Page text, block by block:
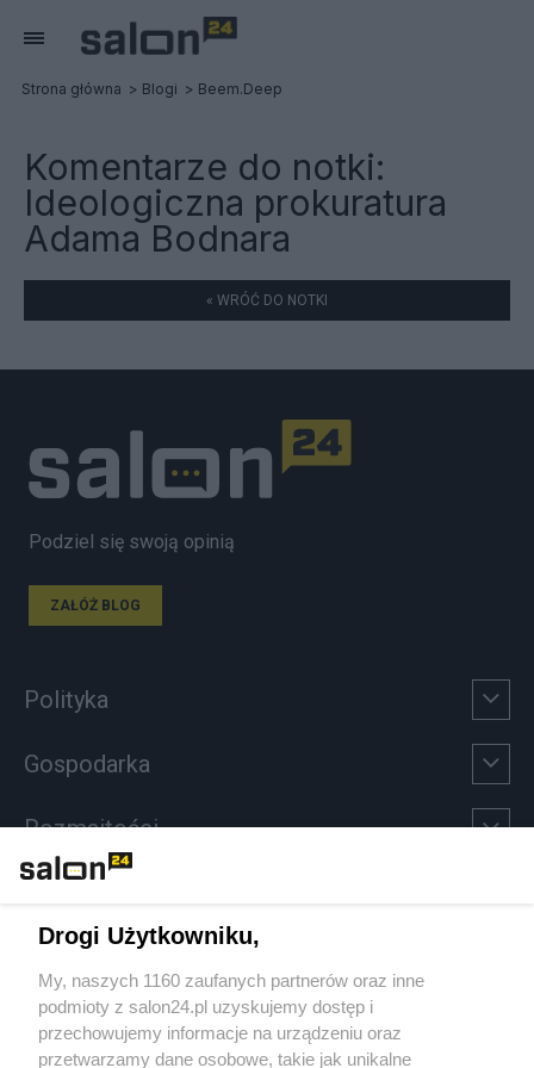
Strona główna Blogi Beem.Deep
Komentarze do notki:
Ideologiczna prokuratura
Adama Bodnara
« WRÓĆ DO NOTKI
Podziel się swoją opinią
ZAŁÓŻ BLOG
Polityka
Gospodarka
Rozmaitości
Sport
Społeczeństwo
Drogi Użytkowniku,
My, naszych 1160 zaufanych partnerów oraz inne
podmioty z salon24.pl uzyskujemy dostęp i
przechowujemy informacje na urządzeniu oraz
przetwarzamy dane osobowe, takie jak unikalne